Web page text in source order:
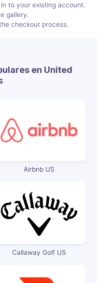
to your existing account.
gallery.
checkout process.
en United
Airbnb US
Callaway Golf US